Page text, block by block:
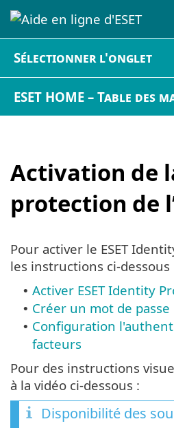
Sélectionner l'onglet
ESET HOME – Table des
Activation de
protection de
Pour activer le ESET
les instructions ci-dessous
• Activer ESET Identity
• Créer un mot de passe
• Configuration
facteurs
Pour des instructions
à la vidéo ci-dessous :
Disponibilité des